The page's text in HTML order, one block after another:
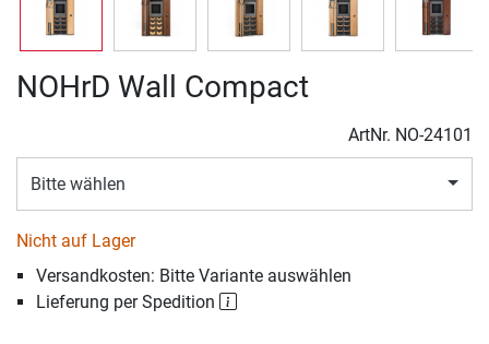
NOHrD Wall Compact
ArtNr. NO-24101
Bitte wählen
Nicht auf Lager
Versandkosten: Bitte Variante auswählen
Lieferung per Spedition